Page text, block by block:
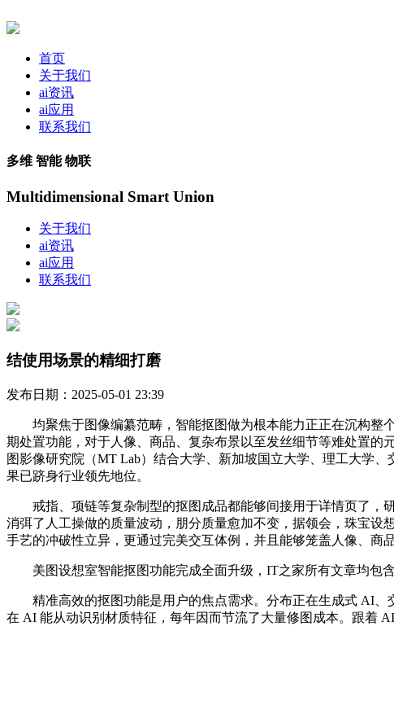
首页
关于我们
ai资讯
ai应用
联系我们
多维 智能 物联
Multidimensional Smart Union
关于我们
ai资讯
ai应用
联系我们
结使用场景的精细打磨
发布日期：2025-05-01 23:39
均聚焦于图像编纂范畴，智能抠图做为根本能力正正在沉构整
期处置功能，对于人像、商品、复杂布景以至发丝细节等难处置的
图影像研究院（MT Lab）结合大学、新加坡国立大学、理工大学
果已跻身行业领先地位。
戒指、项链等复杂制型的抠图成品都能够间接用于详情页了，研
消弭了人工操做的质量波动，朋分质量愈加不变，据领会，珠宝
手艺的冲破性立异，更通过完美交互体例，并且能够笼盖人像、商
美图设想室智能抠图功能完成全面升级，IT之家所有文章均包
精准高效的抠图功能是用户的焦点需求。分布正在生成式 AI、
在 AI 能从动识别材质特征，每年因而节流了大量修图成本。跟着